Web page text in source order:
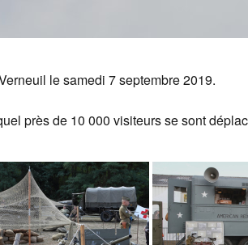
le samedi 7 septembre 2019.
près de 10 000 visiteurs se sont